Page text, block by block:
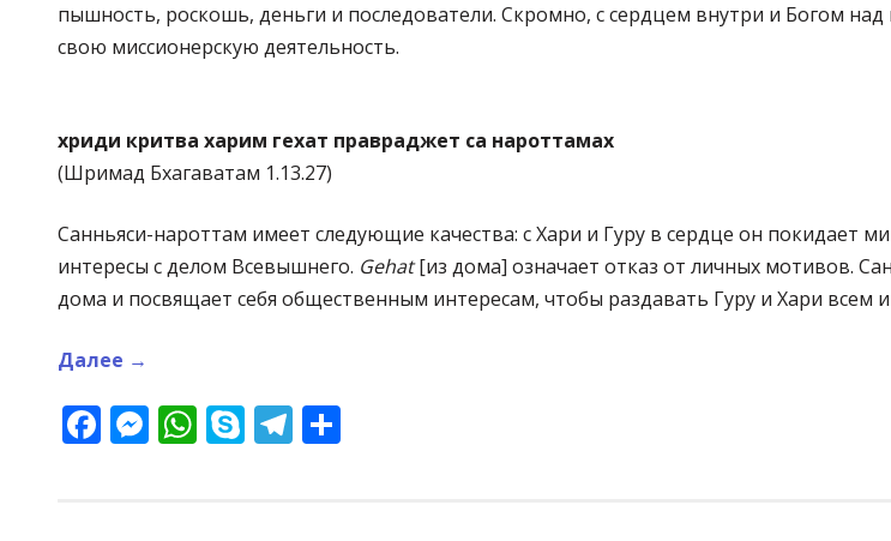
пышность, роскошь, деньги и последователи. Скромно, с сердцем внутри и Богом над
свою миссионерскую деятельность.
хриди критва харим гехат правраджет са нароттамах
(Шримад Бхагаватам 1.13.27)
Санньяси-нароттам имеет следующие качества: с Хари и Гуру в сердце он покидает
интересы с делом Всевышнего. Gehat[из дома] означает отказ от личных мотивов.
дома и посвящает себя общественным интересам, чтобы раздавать Гуру и Хари всем
Далее →
Facebook
Messenger
WhatsApp
SkypeTelegram